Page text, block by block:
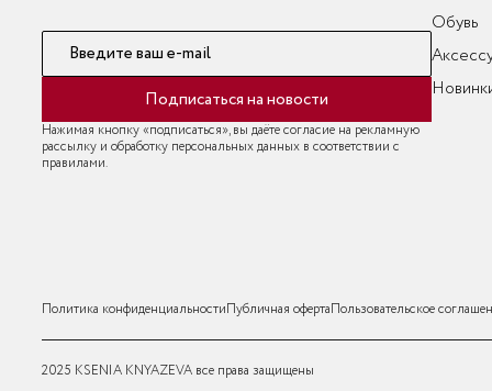
Введите ваш e-mail
Подписаться на новости
Нажимая кнопку «подписаться», вы даёте согласие на рекламную
рассылку и обработку персональных данных в соответствии с
правилами.
Обувь
Политика конфиденциальностиПубличная офертаПользовательское
2025 KSENIA KNYAZEVA все права защищены